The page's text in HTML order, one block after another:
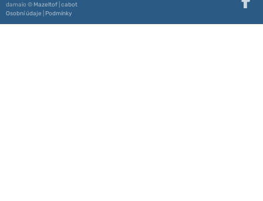
damaïo © Mazeltof cabot
Osobní údaje
Podmínky